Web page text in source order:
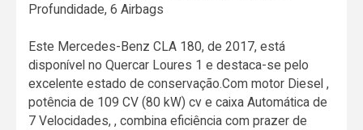
Profundidade, 6 Airbags
Este Mercedes-Benz CLA 180, de 2017, está
disponível no Quercar Loures 1 e destaca-se pelo
excelente estado de conservação.Com motor Diesel ,
potência de 109 CV (80 kW) cv e caixa Automática de
7 Velocidades, , combina eficiência com prazer de